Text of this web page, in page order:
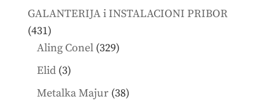
products
GALANTERIJA i INSTALACIONI PRIBOR
431431
products
Aling Conel 329329
Elid 33
products
Metalka Majur 3838